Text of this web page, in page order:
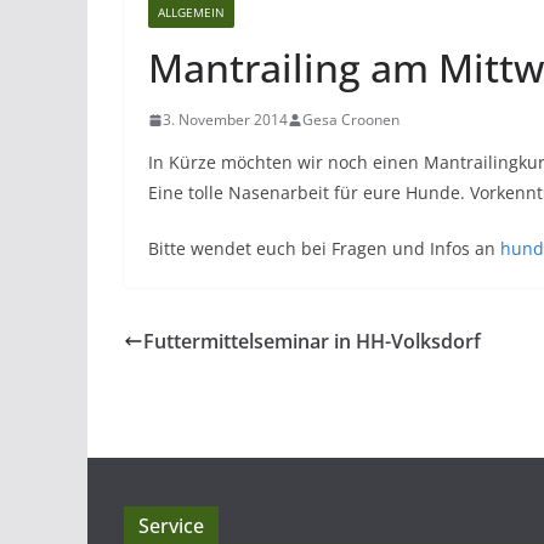
ALLGEMEIN
Mantrailing am
3. November 2014 Gesa Croonen
In Kürze möchten wir noch einen
Eine tolle Nasenarbeit für eure Hunde.
Bitte wendet euch bei Fragen und Infos an
Futtermittelseminar in HH-Volksdorf
Service